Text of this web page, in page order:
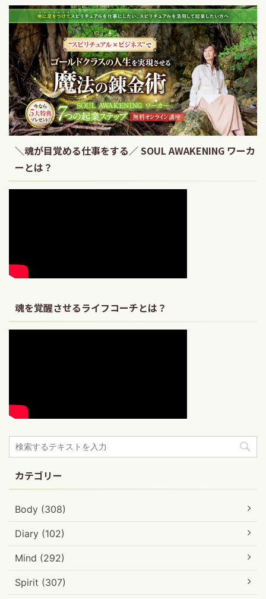
＼魂が目覚める仕事をする／ SOUL AWAKENING ワーカ
ーとは？
魂を覚醒させるライフコーチとは？
カテゴリー
Body (308)
Diary (102)
Mind (292)
Spirit (307)